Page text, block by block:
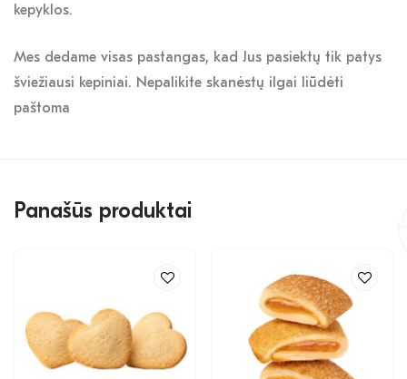
kepyklos.
Mes dedame visas pastangas, kad Jus pasiektų tik patys
šviežiausi kepiniai. Nepalikite skanėstų ilgai liūdėti
paštoma
Panašūs produktai